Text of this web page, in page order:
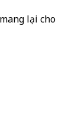
lại cho